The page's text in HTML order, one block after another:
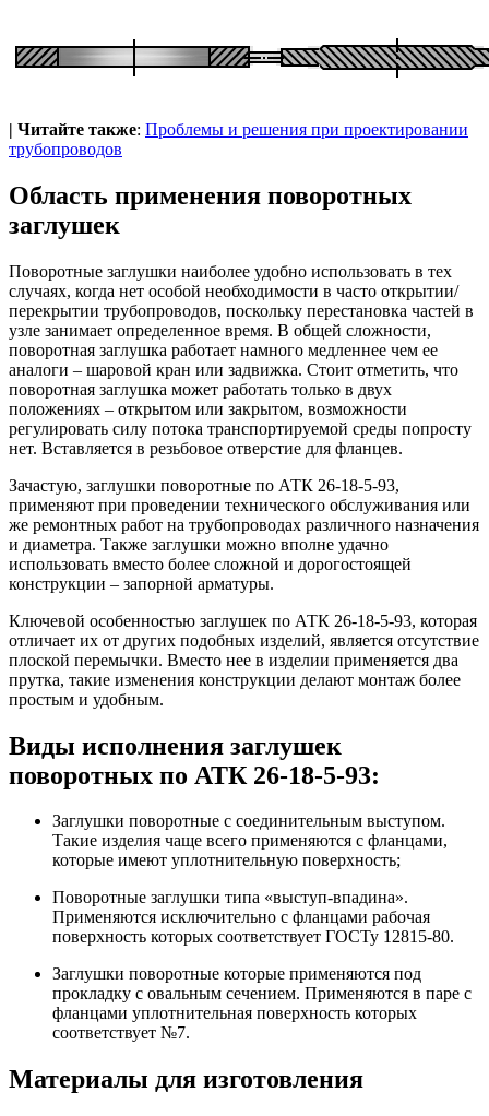
| Читайте также: Проблемы и решения при проектировании
трубопроводов
Область применения поворотных
заглушек
Поворотные заглушки наиболее удобно использовать в тех
случаях, когда нет особой необходимости в часто открытии/
перекрытии трубопроводов, поскольку перестановка частей в
узле занимает определенное время. В общей сложности,
поворотная заглушка работает намного медленнее чем ее
аналоги – шаровой кран или задвижка. Стоит отметить, что
поворотная заглушка может работать только в двух
положениях – открытом или закрытом, возможности
регулировать силу потока транспортируемой среды попросту
нет. Вставляется в резьбовое отверстие для фланцев.
Зачастую, заглушки поворотные по АТК 26-18-5-93,
применяют при проведении технического обслуживания или
же ремонтных работ на трубопроводах различного назначения
и диаметра. Также заглушки можно вполне удачно
использовать вместо более сложной и дорогостоящей
конструкции – запорной арматуры.
Ключевой особенностью заглушек по АТК 26-18-5-93, которая
отличает их от других подобных изделий, является отсутствие
плоской перемычки. Вместо нее в изделии применяется два
прутка, такие изменения конструкции делают монтаж более
простым и удобным.
Виды исполнения заглушек
поворотных по АТК 26-18-5-93:
Заглушки поворотные с соединительным выступом.
Такие изделия чаще всего применяются с фланцами,
которые имеют уплотнительную поверхность;
Поворотные заглушки типа «выступ-впадина».
Применяются исключительно с фланцами рабочая
поверхность которых соответствует ГОСТу 12815-80.
Заглушки поворотные которые применяются под
прокладку с овальным сечением. Применяются в паре с
фланцами уплотнительная поверхность которых
соответствует №7.
Материалы для изготовления